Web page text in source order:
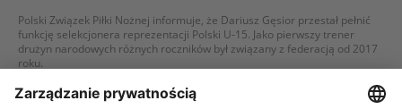
Polski Związek Piłki Nożnej informuje, że Dariusz Gęsior przestał pełnić
funkcję selekcjonera reprezentacji Polski U-15. Jako pierwszy trener
drużyn narodowych różnych roczników był związany z federacją od 2017
roku.